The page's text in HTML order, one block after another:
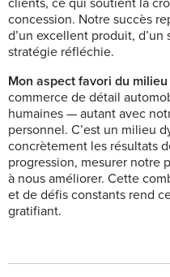
concession. Notre succès
d’un excellent produit, d’un
stratégie réfléchie.
Mon aspect favori du milieu
commerce de détail
humaines — autant avec
personnel. C’est un milieu
concrètement les résultats
progression, mesurer notre
à nous améliorer. Cette
et de défis constants rend
gratifiant.